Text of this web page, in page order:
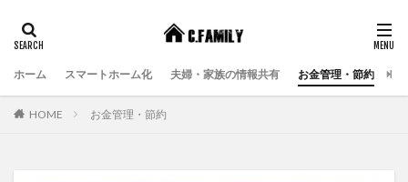
ホーム スマートホーム化 夫婦・家族の情報共有 お金管理・節約
HOME お金管理・節約